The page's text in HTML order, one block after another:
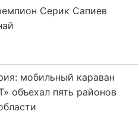
Серик Сапиев
мобильный караван
объехал пять районов